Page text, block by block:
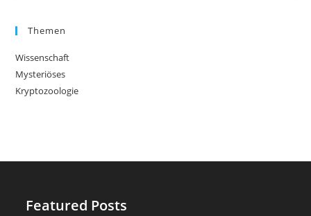
Themen
Wissenschaft
Mysteriöses
Kryptozoologie
Featured Posts